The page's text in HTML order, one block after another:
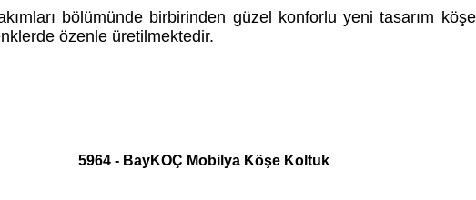
bölümünde birbirinden güzel konforlu yeni tasarım
özenle üretilmektedir.
5964 - BayKOÇ Mobilya Köşe Koltuk